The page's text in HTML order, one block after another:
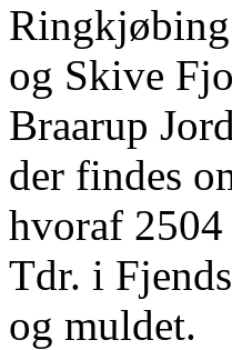
og Skive
Braarup
der findes
hvoraf 2504
Tdr. i
og muldet.